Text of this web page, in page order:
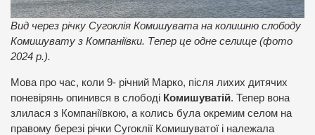
Вид через річку Сугоклія Комишувата на колишню слободу
Комишувату з Компаніївки. Тепер це одне селище (фото
2024 р.).
Мова про час, коли 9- річний Марко, після лихих дитячих
поневірянь опинився в слободі Комишуватій. Тепер вона
злилася з Компаніївкою, а колись була окремим селом на
правому березі річки Сугоклії Комишуватої і належала